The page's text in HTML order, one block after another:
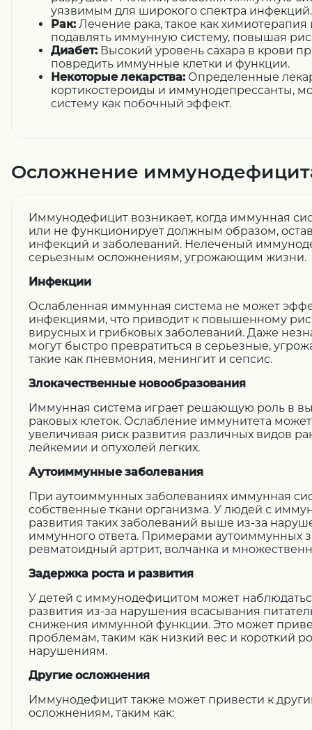
уязвимым для широкого спектра инфекций.
Рак: Лечение рака, такое как
подавлять иммунную систему, повышая
Диабет: Высокий уровень сахара в крови
повредить иммунные клетки и функции.
Некоторые лекарства: Определенные
кортикостероиды и иммунодепрессанты,
систему как побочный эффект.
Осложнение
Иммунодефицит возникает, когда иммунная
или не функционирует должным образом,
инфекций и заболеваний. Нелеченый
серьезным осложнениям, угрожающим жизни.
Инфекции
Ослабленная иммунная система не может
инфекциями, что приводит к повышенному
вирусных и грибковых заболеваний. Даже
могут быстро превратиться в серьезные,
такие как пневмония, менингит и сепсис.
Злокачественные новообразования
Иммунная система играет решающую роль в
раковых клеток. Ослабление иммунитета
увеличивая риск развития различных видов
лейкемии и опухолей легких.
Аутоиммунные заболевания
При аутоиммунных заболеваниях иммунная
собственные ткани организма. У людей с
развития таких заболеваний выше из-за
иммунного ответа. Примерами аутоиммунных
ревматоидный артрит, волчанка и
Задержка роста и развития
У детей с иммунодефицитом может
развития из-за нарушения всасывания
снижения иммунной функции. Это может
проблемам, таким как низкий вес и короткий
нарушениям.
Другие осложнения
Иммунодефицит также может привести к
осложнениям, таким как: